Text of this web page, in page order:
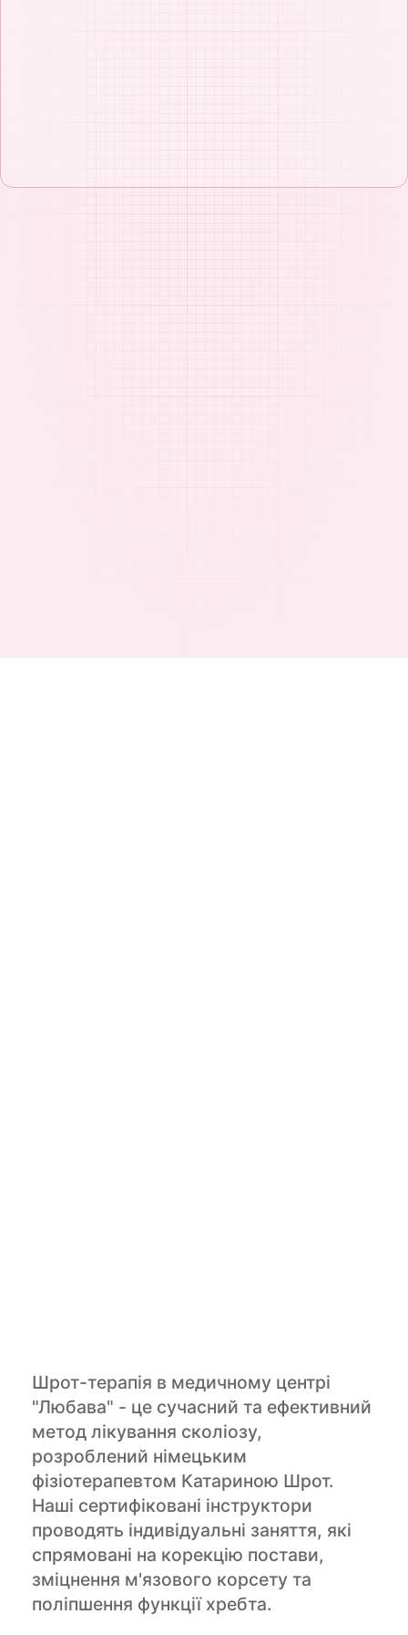
Шрот-терапія в медичному центрі
"Любава" - це сучасний та ефективний
метод лікування сколіозу,
розроблений німецьким
фізіотерапевтом Катариною Шрот.
Наші сертифіковані інструктори
проводять індивідуальні заняття, які
спрямовані на корекцію постави,
зміцнення м'язового корсету та
поліпшення функції хребта.